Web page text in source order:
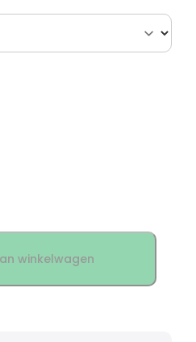
winkelwagen